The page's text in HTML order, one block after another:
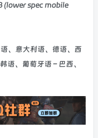
(lower spec mobile
、意大利语、德语、西
语、葡萄牙语 – 巴西、